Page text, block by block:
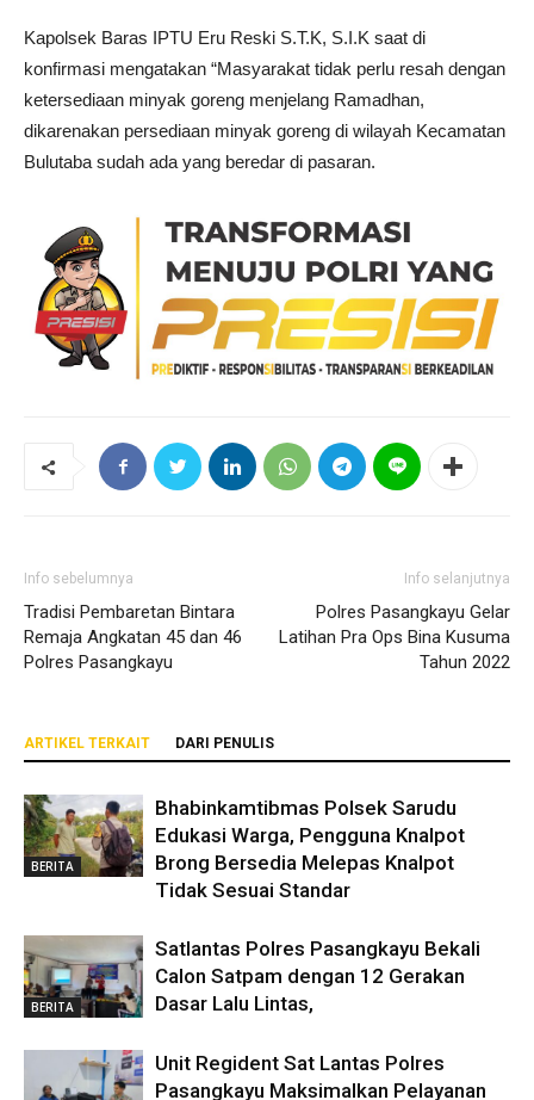
Kapolsek Baras IPTU Eru Reski S.T.K, S.I.K saat di
konfirmasi mengatakan “Masyarakat tidak perlu resah dengan
ketersediaan minyak goreng menjelang Ramadhan,
dikarenakan persediaan minyak goreng di wilayah Kecamatan
Bulutaba sudah ada yang beredar di pasaran.
Info sebelumnya
Tradisi Pembaretan Bintara
Remaja Angkatan 45 dan 46
Polres Pasangkayu
Info selanjutnya
Polres Pasangkayu Gelar
Latihan Pra Ops Bina Kusuma
Tahun 2022
ARTIKEL TERKAIT DARI PENULIS
BERITA
Bhabinkamtibmas Polsek Sarudu
Edukasi Warga, Pengguna Knalpot
Brong Bersedia Melepas Knalpot
Tidak Sesuai Standar
BERITA
Satlantas Polres Pasangkayu Bekali
Calon Satpam dengan 12 Gerakan
Dasar Lalu Lintas,
Unit Regident Sat Lantas Polres
Pasangkayu Maksimalkan Pelayanan